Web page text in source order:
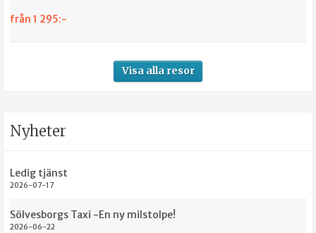
från 1 295:-
Visa alla resor
Nyheter
Ledig tjänst
2026-07-17
Sölvesborgs Taxi -En ny milstolpe!
2026-06-22